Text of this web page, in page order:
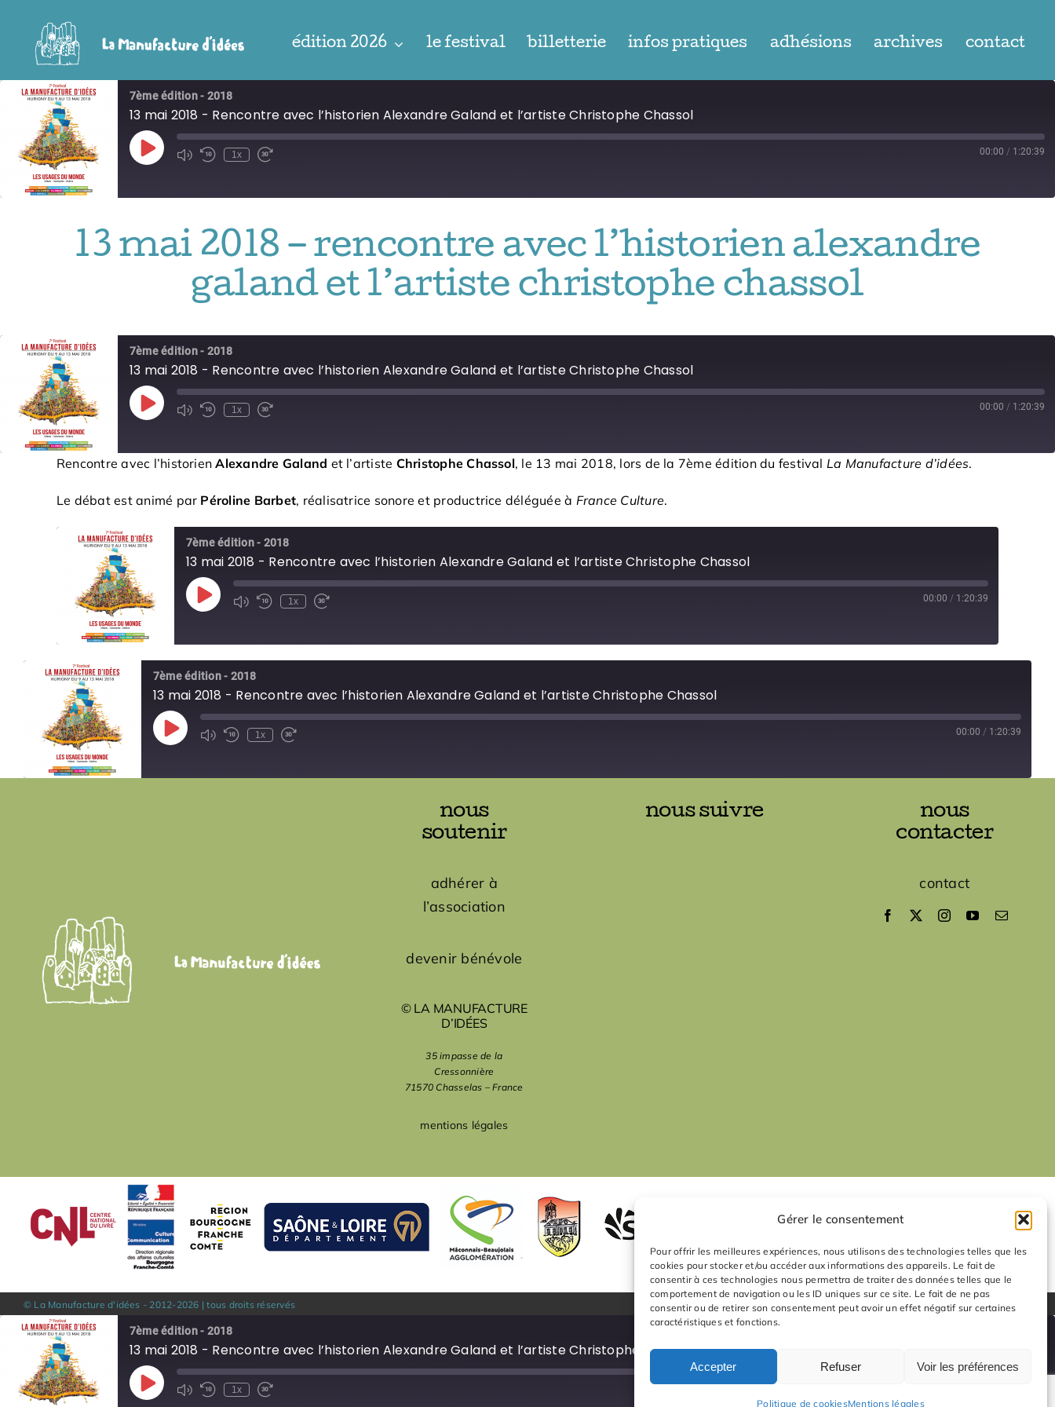
Gérer le consentement
Pour offrir les meilleures expériences, nous utilisons des technologies telles que les
cookies pour stocker et/ou accéder aux informations des appareils. Le fait de
consentir à ces technologies nous permettra de traiter des données telles que le
comportement de navigation ou les ID uniques sur ce site. Le fait de ne pas
consentir ou de retirer son consentement peut avoir un effet négatif sur certaines
caractéristiques et fonctions.
Accepter Refuser Voir les préférences
Politique de cookiesMentions légales
contenu
édition 2026 le festival billetterie infos pratiques adhésions archives contact
7ème édition - 2018
13 mai 2018 - Rencontre avec l’historien Alexandre Galand et l’artiste Christophe Chassol
Play
Episode
1x 00:00 / 1:20:39
13 mai 2018 – rencontre avec l’historien alexandre
galand et l’artiste christophe chassol
7ème édition - 2018
13 mai 2018 - Rencontre avec l’historien Alexandre Galand et l’artiste Christophe Chassol
Play
Episode
1x 00:00 / 1:20:39
Rencontre avec l’historienAlexandre Galand et l’artiste Christophe Chassol, le 13 mai 2018, lors de la 7ème édition du festival La Manufacture d’idées.
Le débat est animé par Péroline Barbet, réalisatrice sonore et productrice déléguée à France Culture.
7ème édition - 2018
13 mai 2018 - Rencontre avec l’historien Alexandre Galand et l’artiste Christophe Chassol
Play
Episode
1x 00:00 / 1:20:39
7ème édition - 2018
13 mai 2018 - Rencontre avec l’historien Alexandre Galand et l’artiste Christophe Chassol
Play
Episode
1x 00:00 / 1:20:39
nous
soutenir
adhérer à
l’association
devenir bénévole
© LA MANUFACTURE
D’IDÉES
35 impasse de la
Cressonnière
71570 Chasselas – France
mentions légales
nous suivre
nous
contacter
contact
© La Manufacture d'idées - 2012- 2026 | tous droits réservés
7ème édition - 2018
13 mai 2018 - Rencontre avec l’historien Alexandre Galand et l’artiste Christophe Chassol
Play
Episode
1x